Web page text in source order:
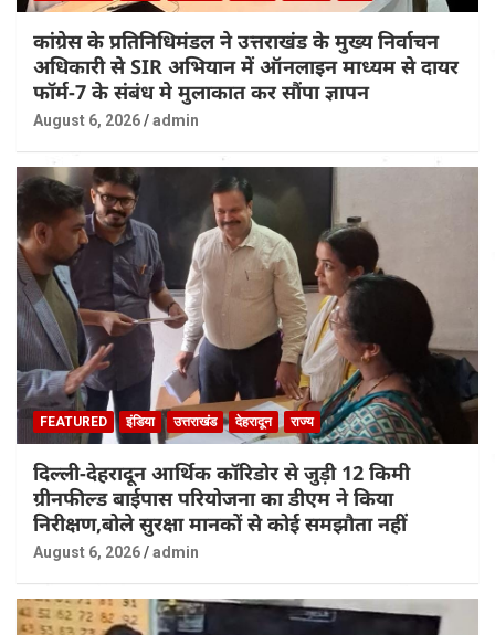
कांग्रेस के प्रतिनिधिमंडल ने उत्तराखंड के मुख्य निर्वाचन
अधिकारी से SIR अभियान में ऑनलाइन माध्यम से दायर
फॉर्म-7 के संबंध मे मुलाकात कर सौंपा ज्ञापन
August 6, 2026 admin
FEATURED इंडिया उत्तराखंड देहरादून राज्य
दिल्ली-देहरादून आर्थिक कॉरिडोर से जुड़ी 12 किमी
ग्रीनफील्ड बाईपास परियोजना का डीएम ने किया
निरीक्षण,बोले सुरक्षा मानकों से कोई समझौता नहीं
August 6, 2026 admin